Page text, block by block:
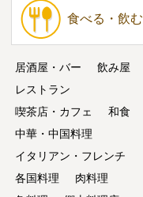
食べる・飲む
居酒屋・バー
飲み屋
レストラン
喫茶店・カフェ
和食
中華・中国料理
イタリアン・フレンチ
各国料理
肉料理